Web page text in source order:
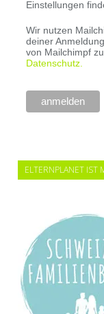
Einstellungen
Wir nutzen
deiner
von Mailchimpf
Datenschutz.
ELTERNPLANET IST